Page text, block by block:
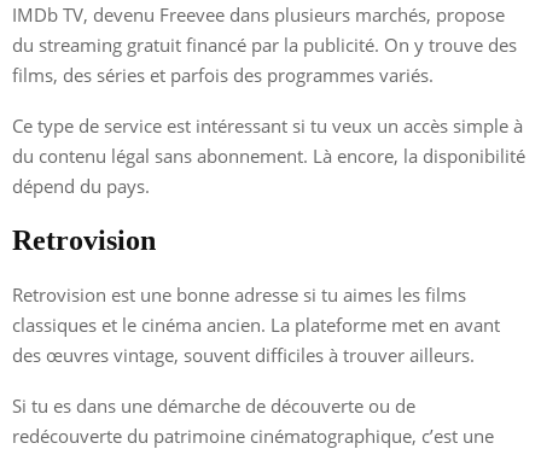
IMDb TV, devenu Freevee dans plusieurs marchés, propose
du streaming gratuit financé par la publicité. On y trouve des
films, des séries et parfois des programmes variés.
Ce type de service est intéressant si tu veux un accès simple à
du contenu légal sans abonnement. Là encore, la disponibilité
dépend du pays.
Retrovision
Retrovision est une bonne adresse si tu aimes les films
classiques et le cinéma ancien. La plateforme met en avant
des œuvres vintage, souvent difficiles à trouver ailleurs.
Si tu es dans une démarche de découverte ou de
redécouverte du patrimoine cinématographique, c’est une